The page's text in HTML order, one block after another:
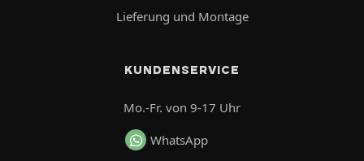
Lieferung und Montage
KUNDENSERVICE
Mo.-Fr. von 9-17 Uhr
WhatsApp